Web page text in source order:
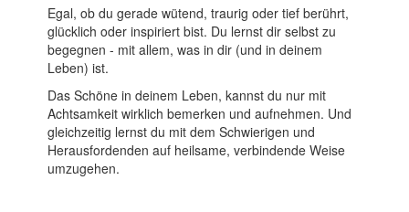
Egal, ob du gerade wütend, traurig oder tief berührt,
glücklich oder inspiriert bist. Du lernst dir selbst zu
begegnen - mit allem, was in dir (und in deinem
Leben) ist.
Das Schöne in deinem Leben, kannst du nur mit
Achtsamkeit wirklich bemerken und aufnehmen. Und
gleichzeitig lernst du mit dem Schwierigen und
Herausfordenden auf heilsame, verbindende Weise
umzugehen.